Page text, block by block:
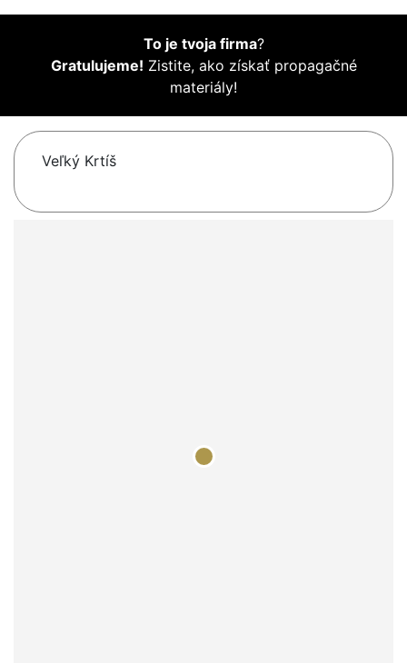
To je tvoja firma?
Gratulujeme! Zistite, ako získať propagačné
materiály!
Veľký Krtíš